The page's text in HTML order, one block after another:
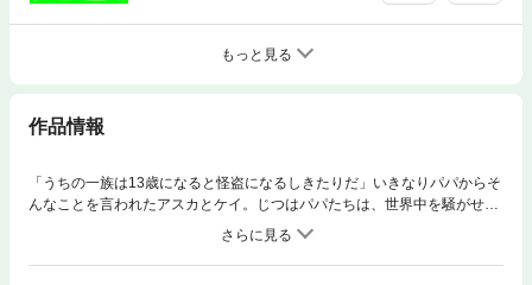
もっと見る
作品情報
「うちの一族は13歳になると怪盗になるしきたりだ」いきなりパパからそ
んなことを言われたアスカとケイ。じつはパパたちは、世界中を騒がせる
正義の怪盗レッドだという!?２人の怪盗修業がスタートして…！【小学中